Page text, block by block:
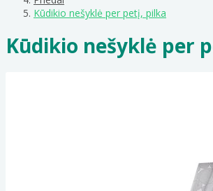
Kūdikio nešyklė per petį, pilka
Kūdikio nešyklė per